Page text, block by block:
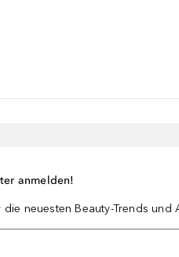
anmelden!
neuesten Beauty-Trends und